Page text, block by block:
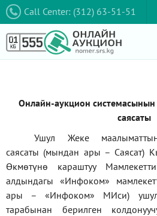
Call Center: (312) 63-51-51
Онлайн-аукцион
саясаты
Ушул Жеке
саясаты (мындан ары – Саясат)
Өкмөтүнө караштуу
алдындагы «Инфоком»
ары –«Инфоком» МИси)
тарабынан берилген